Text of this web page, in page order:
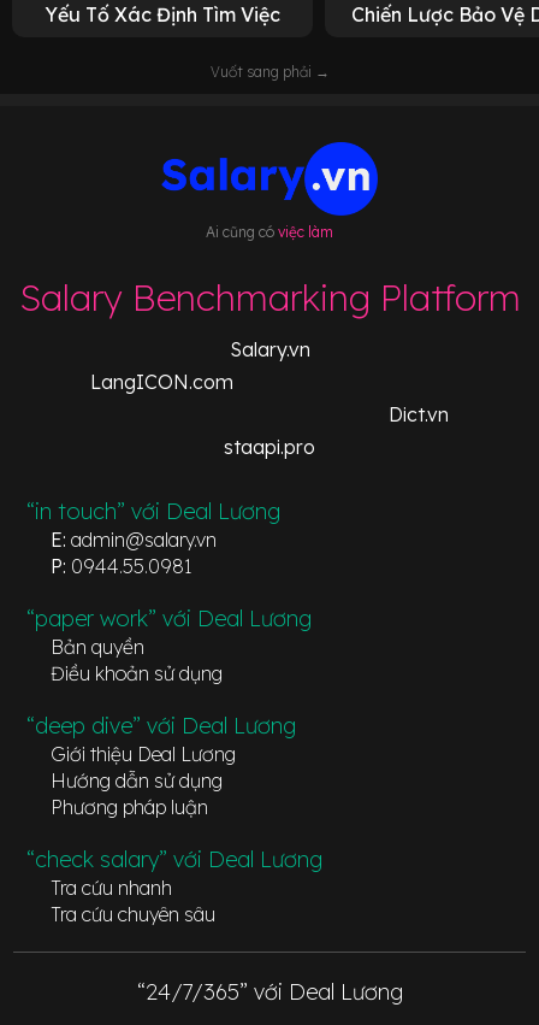
Yếu Tố Xác Định Tìm Việc Chiến Lược Bảo Vệ
Vuốt sang phải →
Ai cũng có việc làm
Salary Benchmarking Platform
Salary.vn
LangICON.com
Dict.vn
staapi.pro
“in touch” với Deal Lương
E: admin@salary.vn
P: 0944.55.0981
“paper work” với Deal Lương
Bản quyền
Điều khoản sử dụng
“deep dive” với Deal Lương
Giới thiệu Deal Lương
Hướng dẫn sử dụng
Phương pháp luận
“check salary” với Deal Lương
Tra cứu nhanh
Tra cứu chuyên sâu
“24/7/365” với Deal Lương